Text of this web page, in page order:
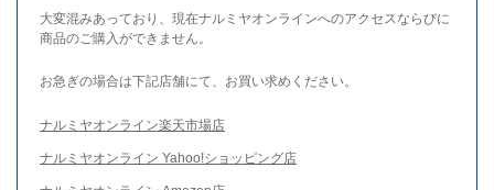
大変混みあっており、現在ナルミヤオンラインへのアクセスならびに
商品のご購入ができません。
お急ぎの場合は下記店舗にて、お買い求めください。
ナルミヤオンライン楽天市場店
ナルミヤオンライン Yahoo!ショッピング店